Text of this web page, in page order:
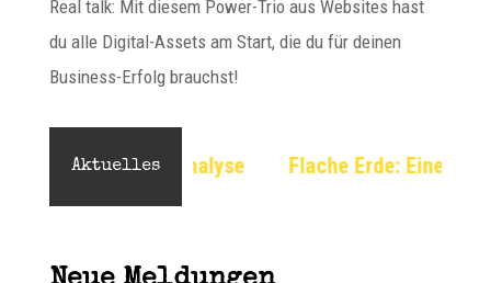
Real talk: Mit diesem Power-Trio aus Websites hast
du alle Digital-Assets am Start, die du für deinen
Business-Erfolg brauchst!
Aktuelles
Analyse Flache Erde: Eine unkonventionelle